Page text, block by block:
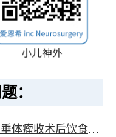
：
收术后饮食血糖高？